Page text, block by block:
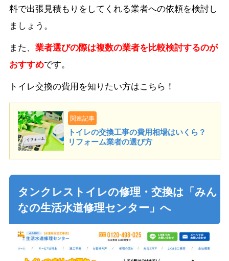
料で出張見積もりをしてくれる業者への依頼を検討し
ましょう。
また、 業者選びの際は複数の業者を比較検討するのが
おすすめです。
トイレ交換の費用を知りたい方はこちら！
関連記事
トイレの交換工事の費用相場はいくら？
リフォーム業者の選び方
タンクレストイレの修理・交換は「みん
なの生活水道修理センター」へ